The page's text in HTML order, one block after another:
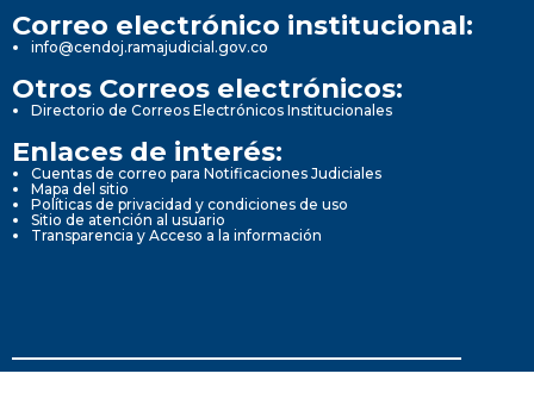
Correo electrónico institucional:
info@cendoj.ramajudicial.gov.co
Otros Correos electrónicos:
Directorio de Correos Electrónicos Institucionales
Enlaces de interés:
Cuentas de correo para Notificaciones Judiciales
Mapa del sitio
Políticas de privacidad y condiciones de uso
Sitio de atención al usuario
Transparencia y Acceso a la información